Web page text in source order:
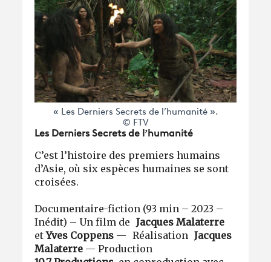
« Les Derniers Secrets de l’humanité ».
© FTV
Les Derniers Secrets de l’humanité
C’est l’histoire des premiers humains
d’Asie, où six espèces humaines se sont
croisées.
Documentaire-fiction (93 min – 2023 –
Inédit) – Un film deJacques Malaterre
etYves Coppens — RéalisationJacques
Malaterre — Production